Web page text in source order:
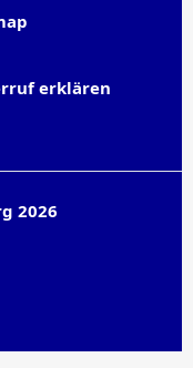
erklären
2026